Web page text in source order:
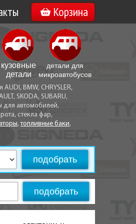
Корзина
кузовные
детали
детали для
микро­автобусов
BMW, CHRYSLER,
SKODA, SUBARU,
для автомобилей,
стекла фар,
,топливные баки,